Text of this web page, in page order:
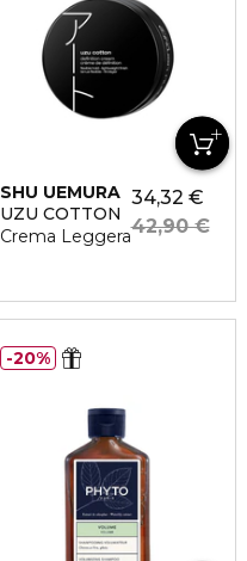
SHU UEMURA
UZU COTTON
Crema Leggera
34,32 €
42,90 €
20%